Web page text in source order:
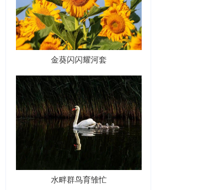
金葵闪闪耀河套
水畔群鸟育雏忙